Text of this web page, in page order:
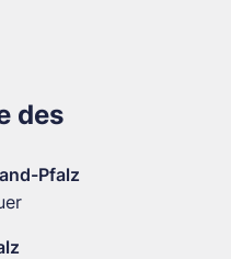
des
Pfalz